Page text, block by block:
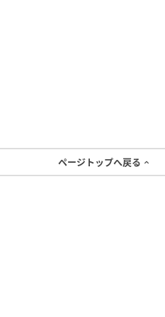
ページトップへ戻る